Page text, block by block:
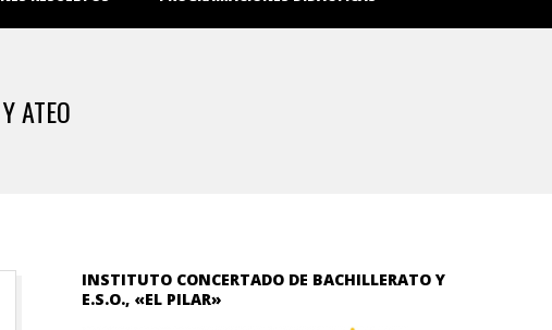
ATEO
INSTITUTO CONCERTADO DE BACHILLERATO Y
E.S.O., «EL PILAR»